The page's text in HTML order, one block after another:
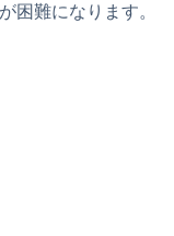
困難になります。